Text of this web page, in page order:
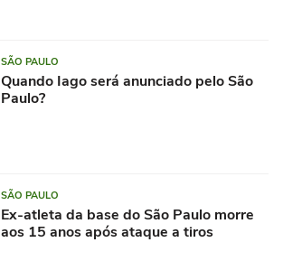
SÃO PAULO
Quando Iago será anunciado pelo São
Paulo?
SÃO PAULO
Ex-atleta da base do São Paulo morre
aos 15 anos após ataque a tiros